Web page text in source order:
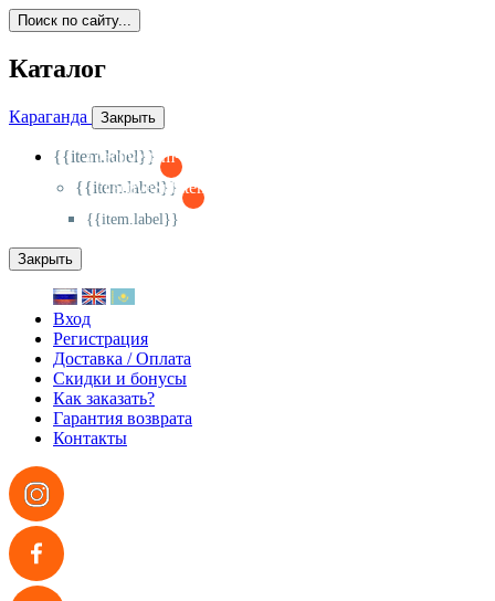
Поиск по сайту...
Каталог
Караганда Закрыть
{{item.label}}
{{activeItem==item.id?'-
{{item.label}}
{{activeSubitem==item.id?'-
{{item.label}}
Закрыть
Вход
Регистрация
Доставка / Оплата
Скидки и бонусы
Как заказать?
Гарантия возврата
Контакты